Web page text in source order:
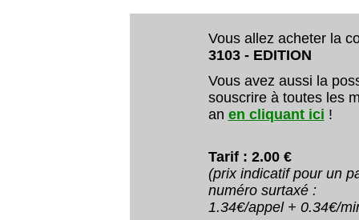
Vous allez acheter la
3103 - EDITION
Vous avez aussi la
souscrire à toutes les
an en cliquant ici !
Tarif : 2.00 €
(prix indicatif pour un
numéro surtaxé :
1.34€/appel + 0.34€/